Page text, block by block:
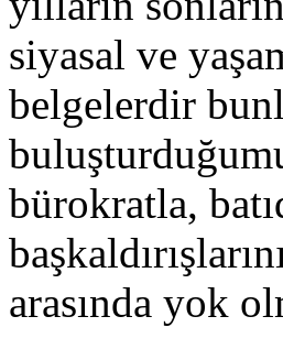
siyasal ve
belgelerdir
bürokratla,
arasında yok